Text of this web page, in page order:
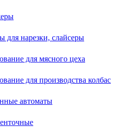
нарезки, слайсеры
для мясного цеха
для производства колбас
автоматы